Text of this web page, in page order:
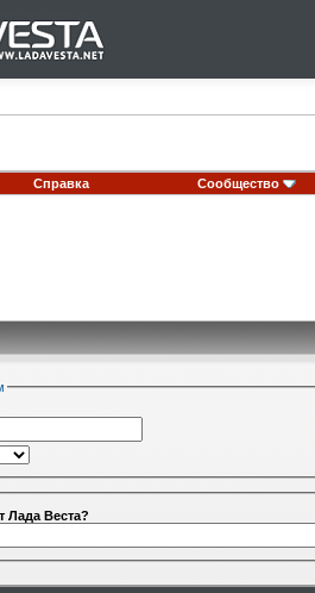
Справка Сообщество
Лада Веста?